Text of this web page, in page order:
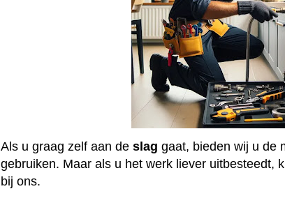
Als u graag zelf aan deslag gaat, bieden wij u de
gebruiken. Maar als u het werk liever uitbesteedt,
bij ons.